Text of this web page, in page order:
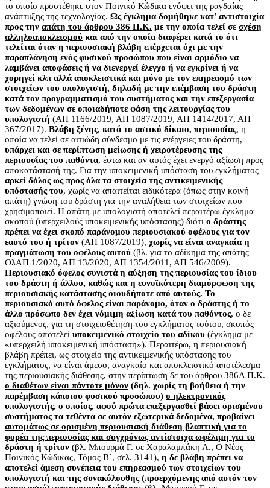
το οποίο προστέθηκε στον Ποινικό Κώδικα ενόψει της ραγδαίας
ανάπτυξης της τεχνολογίας. Ως έγκλημα δομήθηκε κατ’ αντιστοιχία
προς την απάτη του άρθρου 386 Π.Κ. με την οποία τελεί σε σχέση
αλληλοαποκλεισμού και από την οποία διαφέρει κατά το ότι
τελείται όταν η περιουσιακή βλάβη επέρχεται όχι με την
παραπλάνηση ενός φυσικού προσώπου που είναι αρμόδιο να
λαμβάνει αποφάσεις ή να διενεργεί έλεγχο ή να εγκρίνει ή να
χορηγεί κλπ αλλά αποκλειστικά και μόνο με τον επηρεασμό των
στοιχείων του υπολογιστή, δηλαδή με την επέμβαση του δράστη
κατά τον προγραμματισμό του συστήματος και την επεξεργασία
των δεδομένων σε οποιαδήποτε φάση της λειτουργίας του
υπολογιστή (ΑΠ 1166/2019, ΑΠ 1087/2019, ΑΠ 1414/2017, ΑΠ
367/2017). Βλάβη ξένης, κατά το αστικό δίκαιο, περιουσίας, η
οποία να τελεί σε αιτιώδη σύνδεσμο με τις ενέργειες του δράστη,
υπάρχει και σε περίπτωση μείωσης ή χειροτέρευσης της
περιουσίας του παθόντα, έστω και αν αυτός έχει ενεργό αξίωση προς
αποκατάστασή της. Για την υποκειμενική υπόσταση του εγκλήματος
αρκεί δόλος ως προς όλα τα στοιχεία της αντικειμενικής
υπόστασής του, χωρίς να απαιτείται ειδικότερα (όπως στην κοινή
απάτη) γνώση του δράστη για την αναλήθεια των στοιχείων που
χρησιμοποιεί. Η απάτη με υπολογιστή αποτελεί περαιτέρω έγκλημα
σκοπού (υπερχειλούς υποκειμενικής υπόστασης) διότι ο δράστης
πρέπει να έχει σκοπό παράνομου περιουσιακού οφέλους για τον
εαυτό του ή τρίτον (ΑΠ 1087/2019), χωρίς να είναι αναγκαία η
πραγμάτωση του οφέλους αυτού (βλ. για το αδίκημα της απάτης
ΟλΑΠ 1/2020, ΑΠ 13/2020, ΑΠ 1354/2011, ΑΠ 546/2009).
Περιουσιακό όφελος συνιστά η αύξηση της περιουσίας του ίδιου
του δράστη ή άλλου, καθώς και η ευνοϊκότερη διαμόρφωση της
περιουσιακής κατάστασης οιουδήποτε από αυτούς. Το
περιουσιακό αυτό όφελος είναι παράνομο, όταν ο δράστης ή το
άλλο πρόσωπο δεν έχει νόμιμη αξίωση κατά του παθόντος, ο δε
αξιούμενος, για τη στοιχειοθέτηση του εγκλήματος τούτου, σκοπός
οφέλους αποτελεί υποκειμενικό στοιχείο του αδίκου (έγκλημα με
«υπερχειλή υποκειμενική υπόσταση»). Περαιτέρω, η περιουσιακή
βλάβη πρέπει, ως στοιχείο της αντικειμενικής υπόστασης του
εγκλήματος, να είναι άμεσο, αναγκαίο και αποκλειστικό αποτέλεσμα
της περιουσιακής διάθεσης, στην περίπτωση δε του άρθρου 386Α Π.Κ.
ο διαθέτων είναι πάντοτε μόνον (δηλ. χωρίς τη βοήθεια ή την
παρέμβαση κάποιου φυσικού προσώπου) ο ηλεκτρονικός
υπολογιστής, ο οποίος, αφού πρώτα επεξεργασθεί βάσει ορισμένου
συστήματος τα τεθέντα σε αυτόν εξωτερικά δεδομένα, προβαίνει
αυτομάτως σε ορισμένη περιουσιακή διάθεση βλαπτική για το
φορέα της περιουσίας και συγχρόνως αντίστοιχα ωφέλιμη για το
δράστη ή τρίτον (βλ. Μπουρμά Γ. σε Χαραλαμπάκη Α., Ο Νέος
Ποινικός Κώδικας, Τόμος Β΄, σελ. 3141), η δε βλάβη πρέπει να
αποτελεί άμεση συνέπεια του επηρεασμού των στοιχείων του
υπολογιστή και της συνακόλουθης (προερχόμενης από αυτόν τον